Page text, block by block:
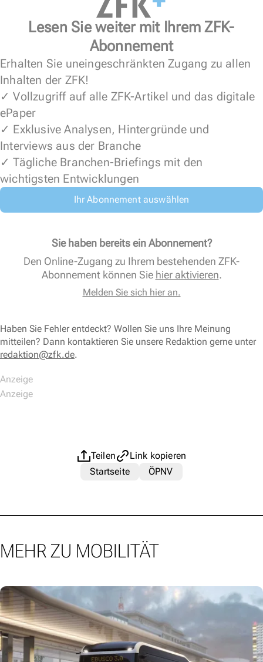
Lesen Sie weiter mit Ihrem ZFK-
Abonnement
Erhalten Sie uneingeschränkten Zugang zu allen
Inhalten der ZFK!
✓ Vollzugriff auf alle ZFK-Artikel und das digitale
ePaper
✓ Exklusive Analysen, Hintergründe und
Interviews aus der Branche
✓ Tägliche Branchen-Briefings mit den
wichtigsten Entwicklungen
Ihr Abonnement auswählen
Sie haben bereits ein Abonnement?
Den Online-Zugang zu Ihrem bestehenden ZFK-
Abonnement können Sie hier aktivieren.
Melden Sie sich hier an.
Haben Sie Fehler entdeckt? Wollen Sie uns Ihre Meinung
mitteilen? Dann kontaktieren Sie unsere Redaktion gerne unter
redaktion@zfk.de.
Teilen
Link kopieren
Startseite
ÖPNV
MEHR ZU MOBILITÄT